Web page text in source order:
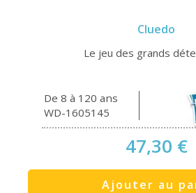
Cluedo
Le jeu des grands
De 8 à 120 ans
WD-1605145
47,30 €
Ajouter au